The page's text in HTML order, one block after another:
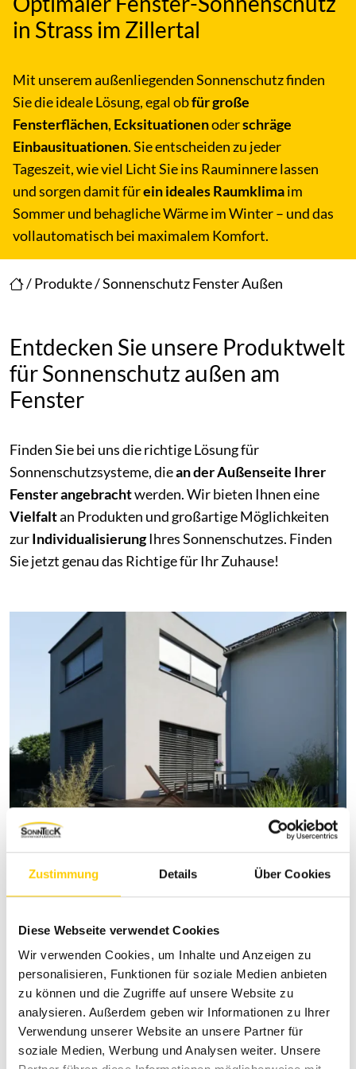
Zustimmung Details Über Cookies
Diese Webseite verwendet Cookies
Wir verwenden Cookies, um Inhalte und Anzeigen zu
personalisieren, Funktionen für soziale Medien anbieten
zu können und die Zugriffe auf unsere Website zu
analysieren. Außerdem geben wir Informationen zu Ihrer
Verwendung unserer Website an unsere Partner für
soziale Medien, Werbung und Analysen weiter. Unsere
/Produkte/Sonnenschutz Fenster Außen
in Strass im Zillertal
Mit unserem außenliegenden Sonnenschutz finden
Sie die ideale Lösung, egal obfür große
Fensterflächen, Ecksituationenoderschräge
Einbausituationen. Sie entscheiden zu jeder
Tageszeit, wie viel Licht Sie ins Rauminnere lassen
und sorgen damit fürein ideales Raumklimaim
Sommer und behagliche Wärme im Winter – und das
vollautomatisch bei maximalem Komfort.
Entdecken Sie unsere Produktwelt
für Sonnenschutz außen am
Fenster
Finden Sie bei uns die richtige Lösung für
Sonnenschutzsysteme, diean der Außenseite Ihrer
Fenster angebrachtwerden. Wir bieten Ihnen eine
Vielfaltan Produkten und großartige Möglichkeiten
zurIndividualisierungIhres Sonnenschutzes. Finden
Sie jetzt genau das Richtige für Ihr Zuhause!
Rollladen